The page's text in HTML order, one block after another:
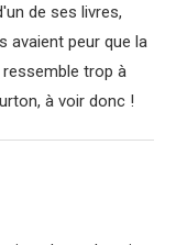
de ses livres,
avaient peur que la
trop à
à voir donc !